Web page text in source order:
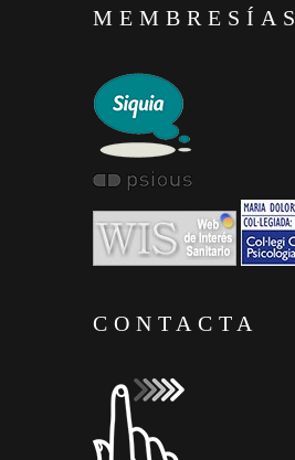
MEMBRESÍAS
CONTACTA